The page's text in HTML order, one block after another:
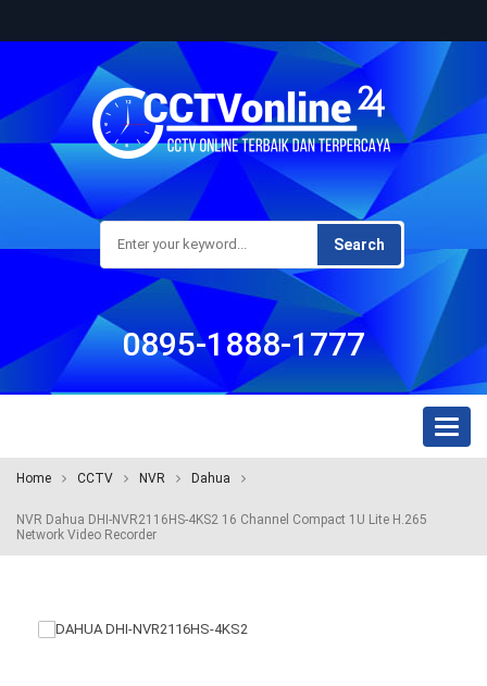
Search
0895-1888-1777
Home CCTV NVR Dahua
NVR Dahua DHI-NVR2116HS-4KS2 16 Channel Compact 1U Lite H.265
Network Video Recorder